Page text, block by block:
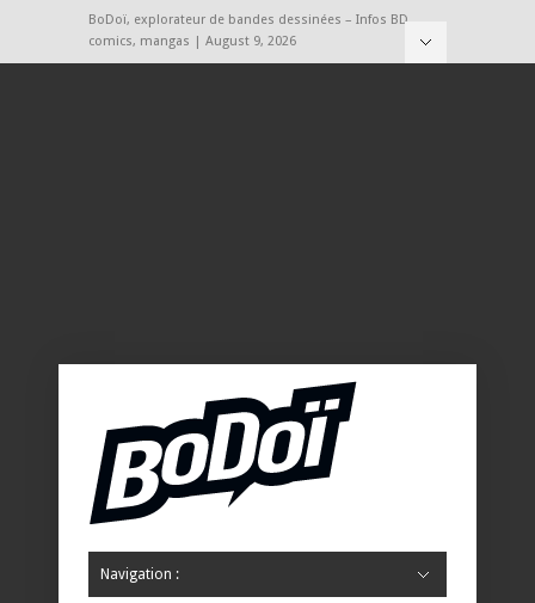
BoDoï, explorateur de bandes dessinées – Infos BD,
comics, mangas | August 9, 2026
Navigation :